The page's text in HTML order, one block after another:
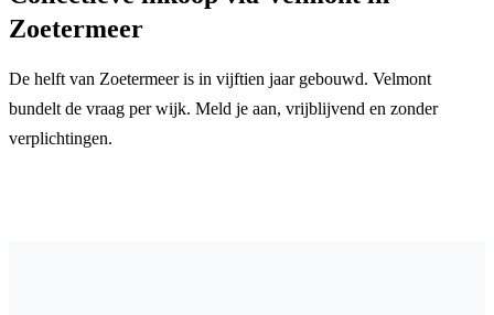
Zoetermeer
De helft van Zoetermeer is in vijftien jaar gebouwd. Velmont
bundelt de vraag per wijk. Meld je aan, vrijblijvend en zonder
verplichtingen.